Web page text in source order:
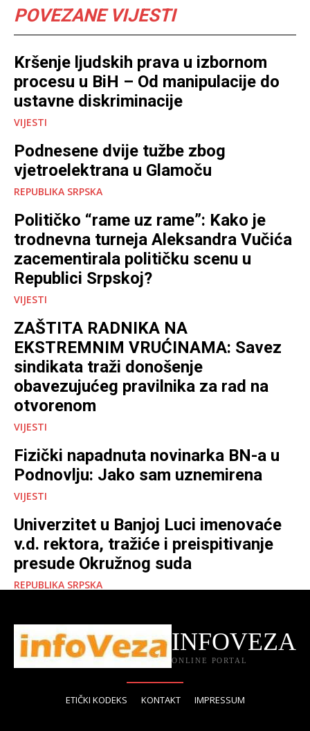
POVEZANE VIJESTI
Kršenje ljudskih prava u izbornom
procesu u BiH – Od manipulacije do
ustavne diskriminacije
VIJESTI
Podnesene dvije tužbe zbog
vjetroelektrana u Glamoču
REPUBLIKA SRPSKA
Političko “rame uz rame”: Kako je
trodnevna turneja Aleksandra Vučića
zacementirala političku scenu u
Republici Srpskoj?
VIJESTI
ZAŠTITA RADNIKA NA
EKSTREMNIM VRUĆINAMA: Savez
sindikata traži donošenje
obavezujućeg pravilnika za rad na
otvorenom
VIJESTI
Fizički napadnuta novinarka BN-a u
Podnovlju: Jako sam uznemirena
VIJESTI
Univerzitet u Banjoj Luci imenovaće
v.d. rektora, tražiće i preispitivanje
presude Okružnog suda
REPUBLIKA SRPSKA
INFOVEZA
ONLINE PORTAL
ETIČKI KODEKS KONTAKT IMPRESSUM